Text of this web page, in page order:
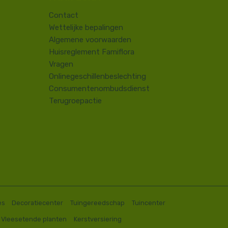
Contact
​Wettelijke bepalingen
Algemene voorwaarden
Huisreglement Famiflora
Vragen
Onlinegeschillenbeslechting
Consumentenombudsdienst
Terugroepactie
Decoratiecenter Tuingereedschap Tuincenter
Vleesetende planten Kerstversiering